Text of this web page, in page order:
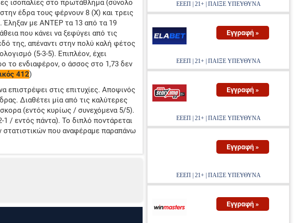
ισοπαλίες στο πρωτάθλημα (σύνολο
έδρα τους φέρνουν 8 (Χ) και τρεις
Έληξαν με ΑΝΤΕΡ τα 13 από τα 19
που κάνει να ξεφύγει από τις
της, απέναντι στην πολύ καλή φέτος
(5-3-5). Επιπλέον, έχει
το ενδιαφέρον, ο άσσος στο 1,73 δεν
412)
επιστρέψει στις επιτυχίες. Αποψινός
Διαθέτει μία από τις καλύτερες
(εντός κυρίως / συνεχόμενα 5/5).
/ εντός πάντα). Το διπλό ποντάρεται
που αναφέραμε παραπάνω
ΕΕΕΠ | 21+ | ΠΑΙΞΕ ΥΠΕΥΘΥΝΑ
Εγγραφή »
ΕΕΕΠ | 21+ | ΠΑΙΞΕ ΥΠΕΥΘΥΝΑ
Εγγραφή »
ΕΕΕΠ | 21+ | ΠΑΙΞΕ ΥΠΕΥΘΥΝΑ
Εγγραφή »
ΕΕΕΠ | 21+ | ΠΑΙΞΕ ΥΠΕΥΘΥΝΑ
Εγγραφή »